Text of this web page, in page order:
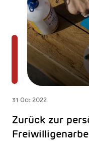
31 Oct 2022
Zurück zur